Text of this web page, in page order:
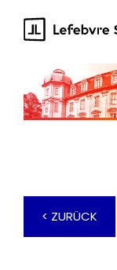
springen
< ZURÜCK